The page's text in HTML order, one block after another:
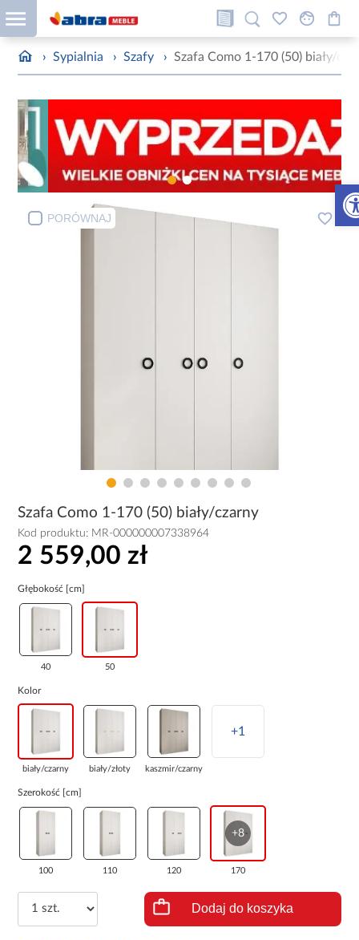
› Sypialnia › Szafy › Szafa Como 1-170 (50) biały/
PORÓWNAJ
Szafa Como 1-170 (50) biały/czarny
Kod produktu: MR-000000007338964
2 559,00 zł
Głębokość [cm]
40 50
Kolor
biały/czarny biały/złoty kaszmir/czarny
+1
Szerokość [cm]
100 110 120
+8
170
Dodaj do koszyka